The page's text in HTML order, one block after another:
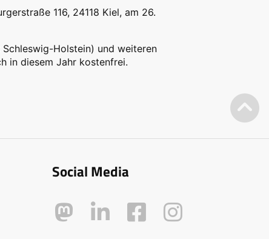
116, 24118 Kiel, am 26.
Holstein) und weiteren
in diesem Jahr kostenfrei.
Social Media